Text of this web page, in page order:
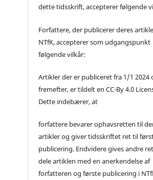
dette tidsskrift, accepterer følgende
Forfattere, der publicerer deres
NTfK, accepterer som udgangspunkt
følgende vilkår:
Artikler der er publiceret fra 1/1 2024
fremefter, er tildelt en CC-By 4.0
Dette indebærer, at
forfattere bevarer ophavsretten til
artikler og giver tidsskriftet ret til
publicering. Endvidere gives andre
dele artiklen med en anerkendelse af
forfatteren og første publicering i